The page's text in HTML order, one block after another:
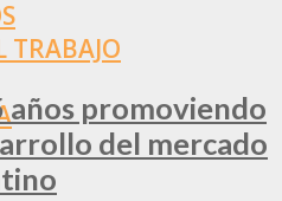
TRABAJO
años promoviendo
del mercado